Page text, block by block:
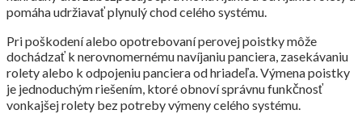
pomáha udržiavať plynulý chod celého systému.
Pri poškodení alebo opotrebovaní perovej poistky môže
dochádzať k nerovnomernému navíjaniu panciera, zasekávaniu
rolety alebo k odpojeniu panciera od hriadeľa. Výmena poistky
je jednoduchým riešením, ktoré obnoví správnu funkčnosť
vonkajšej rolety bez potreby výmeny celého systému.